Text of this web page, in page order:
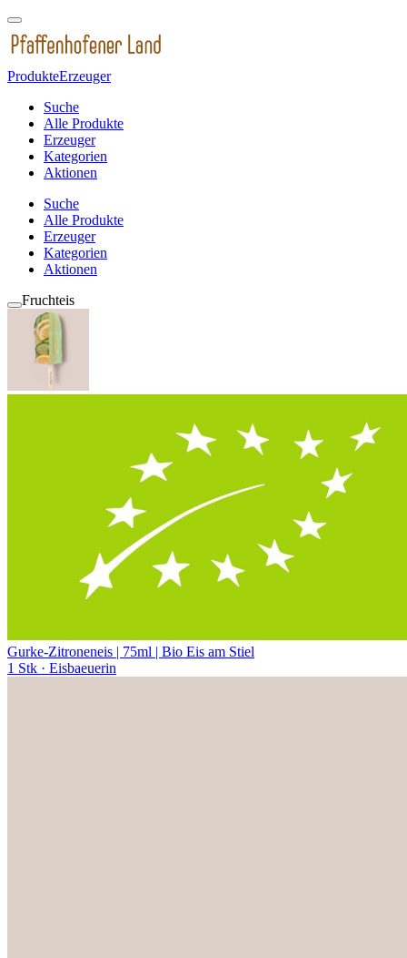
ProdukteErzeuger
Suche
Alle Produkte
Erzeuger
Kategorien
Aktionen
Suche
Alle Produkte
Erzeuger
Kategorien
Aktionen
Fruchteis
Gurke-Zitroneneis | 75ml | Bio Eis am Stiel
1 Stk · Eisbaeuerin